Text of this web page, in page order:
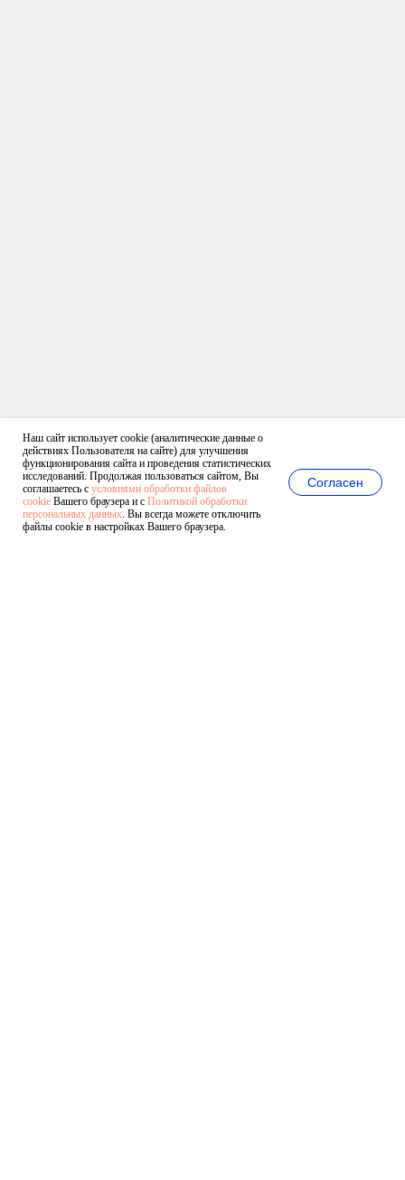
Наш сайт использует cookie (аналитические данные о
действиях Пользователя на сайте) для улучшения
функционирования сайта и проведения статистических
исследований. Продолжая пользоваться сайтом, Вы
соглашаетесь с условиями обработки файлов
cookie Вашего браузера и с Политикой обработки
персональных данных. Вы всегда можете отключить
файлы cookie в настройках Вашего браузера.
Согласен